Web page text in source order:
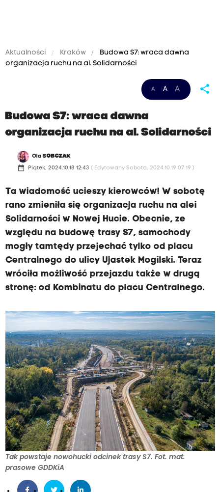
Aktualności Kraków
Budowa S7: wraca dawna
organizacja ruchu na al. Solidarności
A A A share
Budowa S7: wraca dawna
organizacja ruchu na al. Solidarności
OlaSOBCZAK
date_range Piątek, 2024.10.18 12:43 ( Edytowany Sobota, 2024.10.19 07:19 )
Ta wiadomość ucieszy kierowców! W sobotę
rano zmieniła się organizacja ruchu na alei
Solidarności w Nowej Hucie. Obecnie, ze
względu na budowę trasy S7, samochody
mogły tamtędy przejechać tylko od placu
Centralnego do ulicy Ujastek Mogilski. Teraz
wróciła możliwość przejazdu także w drugą
stronę: od Kombinatu do placu Centralnego.
Tak powstaje nowohucki odcinek trasy S7. Fot. mat.
prasowe GDDKiA